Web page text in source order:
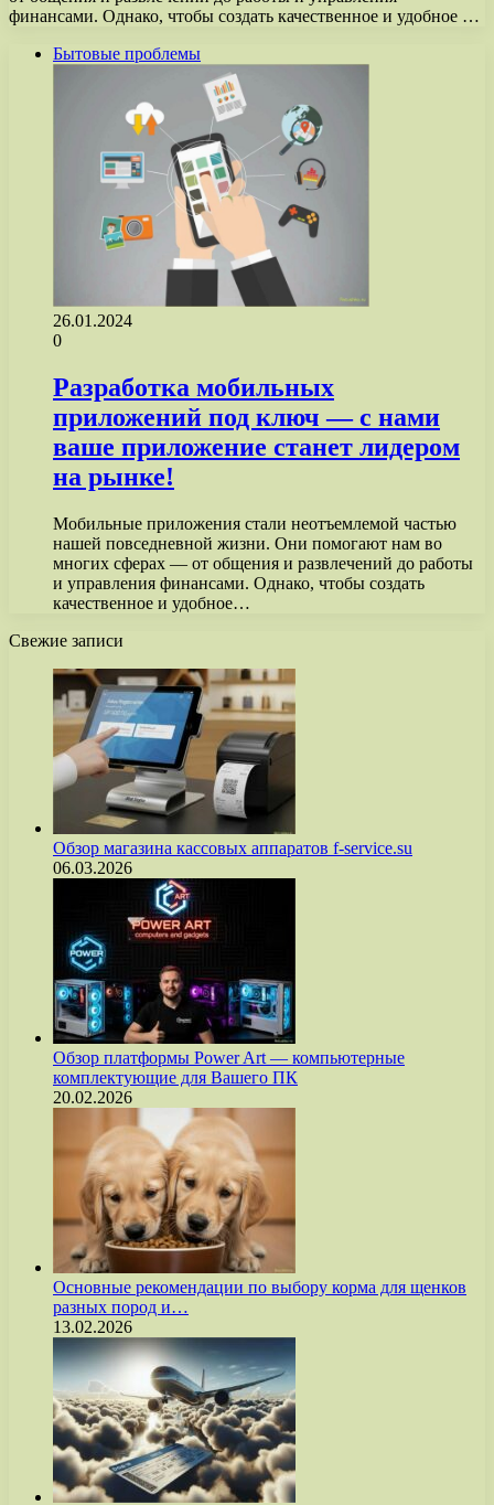
финансами. Однако, чтобы создать качественное и удобное …
Бытовые проблемы
26.01.2024
0
Разработка мобильных
приложений под ключ — с нами
ваше приложение станет лидером
на рынке!
Мобильные приложения стали неотъемлемой частью
нашей повседневной жизни. Они помогают нам во
многих сферах — от общения и развлечений до работы
и управления финансами. Однако, чтобы создать
качественное и удобное…
Свежие записи
Обзор магазина кассовых аппаратов f-service.su
06.03.2026
Обзор платформы Power Art — компьютерные
комплектующие для Вашего ПК
20.02.2026
Основные рекомендации по выбору корма для щенков
разных пород и…
13.02.2026